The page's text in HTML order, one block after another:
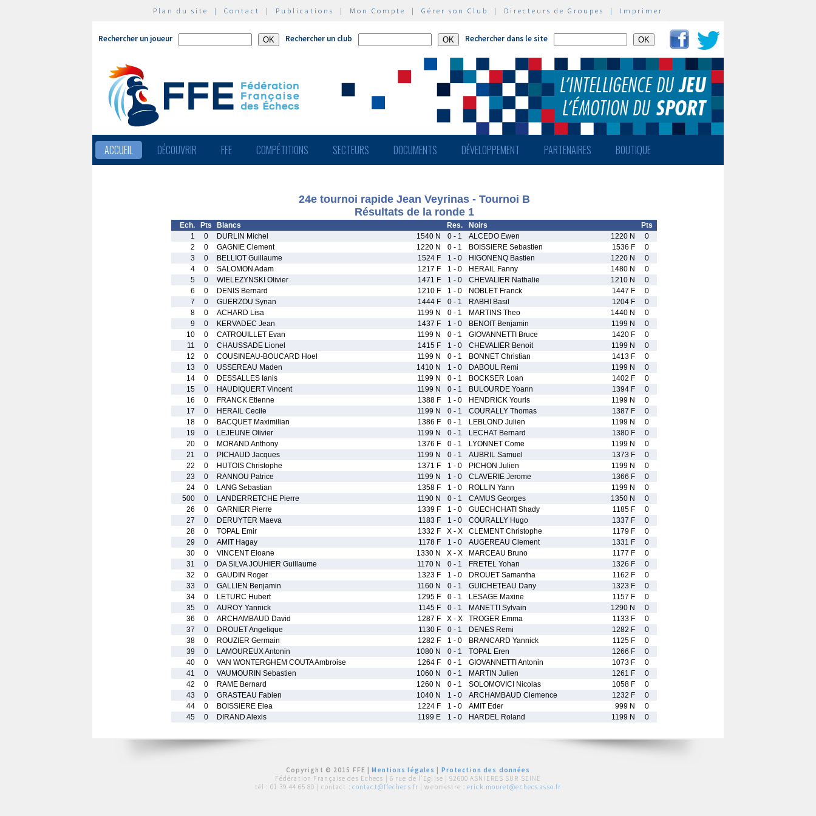
Plan du site | Contact | Publications | Mon Compte | Gérer son Club | Directeurs de Groupes | Imprimer
Rechercher un joueur Rechercher un club Rechercher dans le site
ACCUEIL DÉCOUVRIR FFE COMPÉTITIONS SECTEURS DOCUMENTS DÉVELOPPEMENT PARTENAIRES BOUTIQUE
24e tournoi rapide Jean Veyrinas - Tournoi B
Résultats de la ronde 1
Ech. Pts Blancs Res. Noirs
Pts
1
0 DURLIN Michel 1540 N 0 - 1 ALCEDO Ewen 1220 N
0
2
0 GAGNIE Clement 1220 N 0 - 1 BOISSIERE Sebastien 1536 F
0
3
0 BELLIOT Guillaume 1524 F 1 - 0 HIGONENQ Bastien 1220 N
0
4
0 SALOMON Adam 1217 F 1 - 0 HERAIL Fanny 1480 N
0
5
0 WIELEZYNSKI Olivier 1471 F 1 - 0 CHEVALIER Nathalie 1210 N
0
6
0 DENIS Bernard 1210 F 1 - 0 NOBLET Franck 1447 F
0
7
0 GUERZOU Synan 1444 F 0 - 1 RABHI Basil 1204 F
0
8
0 ACHARD Lisa 1199 N 0 - 1 MARTINS Theo 1440 N
0
9
0 KERVADEC Jean 1437 F 1 - 0 BENOIT Benjamin 1199 N
0
10
0 CATROUILLET Evan 1199 N 0 - 1 GIOVANNETTI Bruce 1420 F
0
11
0 CHAUSSADE Lionel 1415 F 1 - 0 CHEVALIER Benoit 1199 N
0
12
0 COUSINEAU-BOUCARD Hoel 1199 N 0 - 1 BONNET Christian 1413 F
0
13
0 USSEREAU Maden 1410 N 1 - 0 DABOUL Remi 1199 N
0
14
0 DESSALLES Ianis 1199 N 0 - 1 BOCKSER Loan 1402 F
0
15
0 HAUDIQUERT Vincent 1199 N 0 - 1 BULOURDE Yoann 1394 F
0
16
0 FRANCK Etienne 1388 F 1 - 0 HENDRICK Youris 1199 N
0
17
0 HERAIL Cecile 1199 N 0 - 1 COURALLY Thomas 1387 F
0
18
0 BACQUET Maximilian 1386 F 0 - 1 LEBLOND Julien 1199 N
0
19
0 LEJEUNE Olivier 1199 N 0 - 1 LECHAT Bernard 1380 F
0
20
0 MORAND Anthony 1376 F 0 - 1 LYONNET Come 1199 N
0
21
0 PICHAUD Jacques 1199 N 0 - 1 AUBRIL Samuel 1373 F
0
22
0 HUTOIS Christophe 1371 F 1 - 0 PICHON Julien 1199 N
0
23
0 RANNOU Patrice 1199 N 1 - 0 CLAVERIE Jerome 1366 F
0
24
0 LANG Sebastian 1358 F 1 - 0 ROLLIN Yann 1199 N
0
500
0 LANDERRETCHE Pierre 1190 N 0 - 1 CAMUS Georges 1350 N
0
26
0 GARNIER Pierre 1339 F 1 - 0 GUECHCHATI Shady 1185 F
0
27
0 DERUYTER Maeva 1183 F 1 - 0 COURALLY Hugo 1337 F
0
28
0 TOPAL Emir 1332 F X - X CLEMENT Christophe 1179 F
0
29
0 AMIT Hagay 1178 F 1 - 0 AUGEREAU Clement 1331 F
0
30
0 VINCENT Eloane 1330 N X - X MARCEAU Bruno 1177 F
0
31
0 DA SILVA JOUHIER Guillaume 1170 N 0 - 1 FRETEL Yohan 1326 F
0
32
0 GAUDIN Roger 1323 F 1 - 0 DROUET Samantha 1162 F
0
33
0 GALLIEN Benjamin 1160 N 0 - 1 GUICHETEAU Dany 1323 F
0
34
0 LETURC Hubert 1295 F 0 - 1 LESAGE Maxine 1157 F
0
35
0 AUROY Yannick 1145 F 0 - 1 MANETTI Sylvain 1290 N
0
36
0 ARCHAMBAUD David 1287 F X - X TROGER Emma 1133 F
0
37
0 DROUET Angelique 1130 F 0 - 1 DENES Remi 1282 F
0
38
0 ROUZIER Germain 1282 F 1 - 0 BRANCARD Yannick 1125 F
0
39
0 LAMOUREUX Antonin 1080 N 0 - 1 TOPAL Eren 1266 F
0
40
0 VAN WONTERGHEM COUTA Ambroise 1264 F 0 - 1 GIOVANNETTI Antonin 1073 F
0
41
0 VAUMOURIN Sebastien 1060 N 0 - 1 MARTIN Julien 1261 F
0
42
0 RAME Bernard 1260 N 0 - 1 SOLOMOVICI Nicolas 1058 F
0
43
0 GRASTEAU Fabien 1040 N 1 - 0 ARCHAMBAUD Clemence 1232 F
0
44
0 BOISSIERE Elea 1224 F 1 - 0 AMIT Eder 999 N
0
45
0 DIRAND Alexis 1199 E 1 - 0 HARDEL Roland 1199 N 0
Copyright © 2015 FFE |Mentions légales
Protection des données
Fédération Française des Echecs | 6 rue de l'Eglise | 92600 ASNIERES SUR SEINE
tél : 01 39 44 65 80 | contact : contact@ffechecs.fr | webmestre : erick.mouret@echecs.asso.fr